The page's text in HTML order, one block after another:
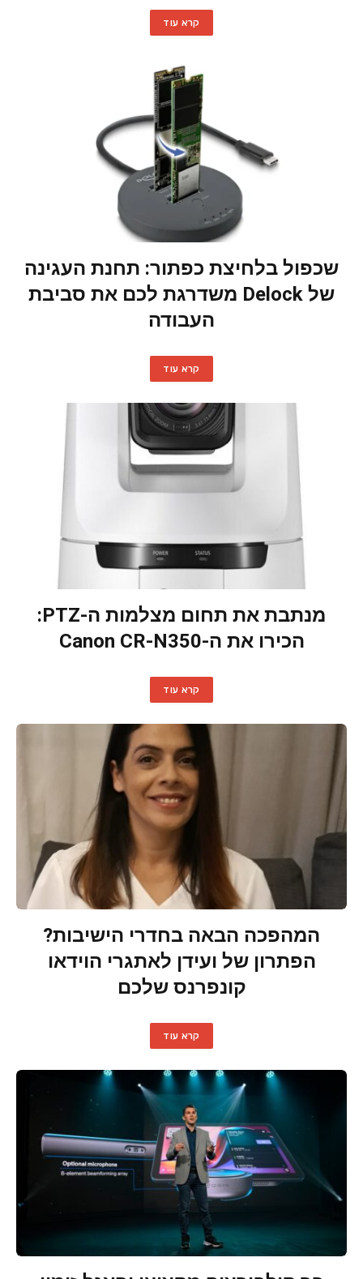
קרא עוד
שכפול בלחיצת כפתור: תחנת העגינה
של Delock משדרגת לכם את סביבת
העבודה
קרא עוד
מנתבת את תחום מצלמות ה-PTZ:
הכירו את ה-Canon CR-N350
קרא עוד
המהפכה הבאה בחדרי הישיבות?
הפתרון של ועידן לאתגרי הוידאו
קונפרנס שלכם
קרא עוד